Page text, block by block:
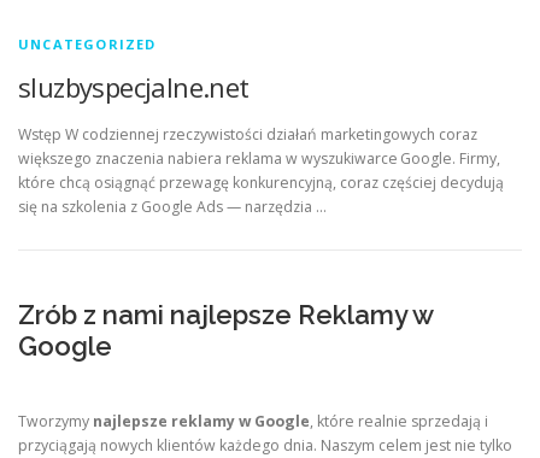
UNCATEGORIZED
sluzbyspecjalne.net
Wstęp W codziennej rzeczywistości działań marketingowych coraz
większego znaczenia nabiera reklama w wyszukiwarce Google. Firmy,
które chcą osiągnąć przewagę konkurencyjną, coraz częściej decydują
się na szkolenia z Google Ads — narzędzia …
Zrób z nami najlepsze Reklamy w
Google
Tworzymy najlepsze reklamy w Google, które realnie sprzedają i
przyciągają nowych klientów każdego dnia. Naszym celem jest nie tylko